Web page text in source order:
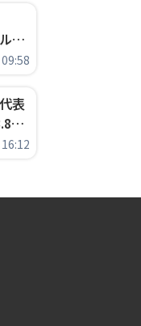
ド
ク
表
歳
開